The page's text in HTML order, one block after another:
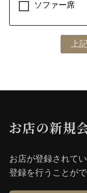
ソファー席
お店の新規
お店が登録されて
登録を⾏うことがで